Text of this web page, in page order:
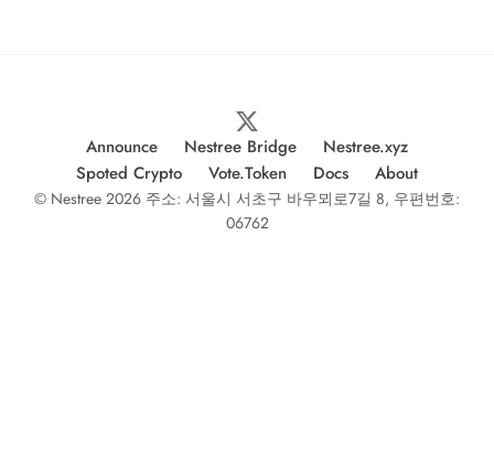
Announce Nestree Bridge
Nestree.xyz
Spoted Crypto
Vote.Token Docs About
© Nestree 2026 주소: 서울시 서초구 바우뫼로7길 8, 우편번호:
06762